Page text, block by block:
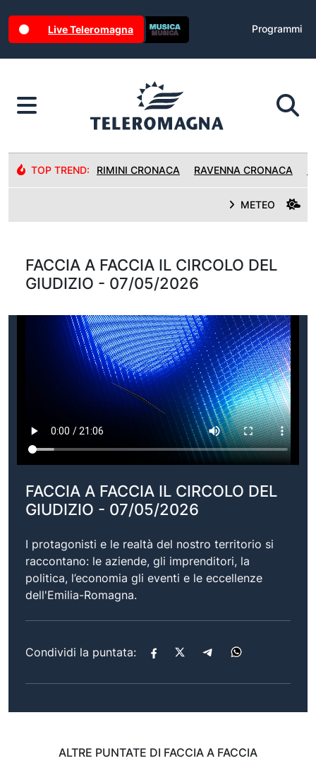
Live Teleromagna Programmi
TOP TREND: RIMINI CRONACA RAVENNA CRONACA
METEO
FACCIA A FACCIA IL CIRCOLO DEL
GIUDIZIO - 07/05/2026
FACCIA A FACCIA IL CIRCOLO DEL
GIUDIZIO - 07/05/2026
I protagonisti e le realtà del nostro territorio si
raccontano: le aziende, gli imprenditori, la
politica, l’economia gli eventi e le eccellenze
dell'Emilia-Romagna.
Condividi la puntata:
ALTRE PUNTATE DI FACCIA A FACCIA